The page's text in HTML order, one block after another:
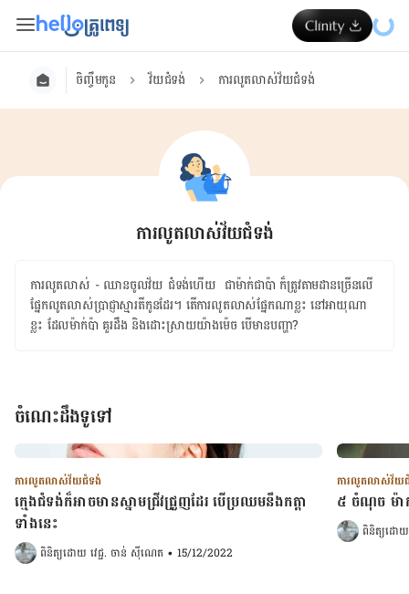
ចិញ្ចឹមកូន វ័យជំទង់ ការលូតលាស់វ័យជំទង់
ការលូតលាស់វ័យជំទង់
ការលូតលាស់ - ឈាន​ចូល​វ័យ​ ​ជំទង់ហើយ ​ ជា​ម៉ាក់ជាប៉ា ក៏​ត្រូវ​តាមដាន​ច្រើន​លើ​
ផ្នែក​លូតលាស់​ប្រាជ្ញាស្មារតី​កូន​ដែរ។ តើ​ការ​លូតលាស់​ផ្នែកណា​ខ្លះ នៅ​អាយុ​ណា​
ខ្លះ ដែល​ម៉ាក់ប៉ា គួរ​ដឹង និង​ដោះស្រាយ​យ៉ាង​ម៉េច បើ​មាន​បញ្ហា?
ចំណេះដឹងទូទៅ
ការលូតលាស់វ័យជំទង់
ក្មេងជំទង់ក៏អាចមានស្នាមជ្រីវជ្រួញដែរ បើប្រឈមនឹងកត្តា
ទាំងនេះ​​​​​​​​​​​​​​​​​​​​​​​​​​​​​​​​​​​​​​​​
ពិនិត្យដោយ វេជ្ជ. ចាន់ ស៊ីណេត • 15/12/2022
ការលូតលាស់វ័យ
៥ ចំណុច​ ម៉ាក់
ពិនិត្យដោ